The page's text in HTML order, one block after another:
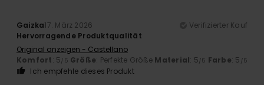
Gaizka17. März 2026
Verifizierter Kauf
Hervorragende Produktqualität
Original anzeigen - Castellano
Komfort: 5 /5 Größe: Perfekte Größe Material: 5 /5 Farbe: 5 /5
Ich empfehle dieses Produkt